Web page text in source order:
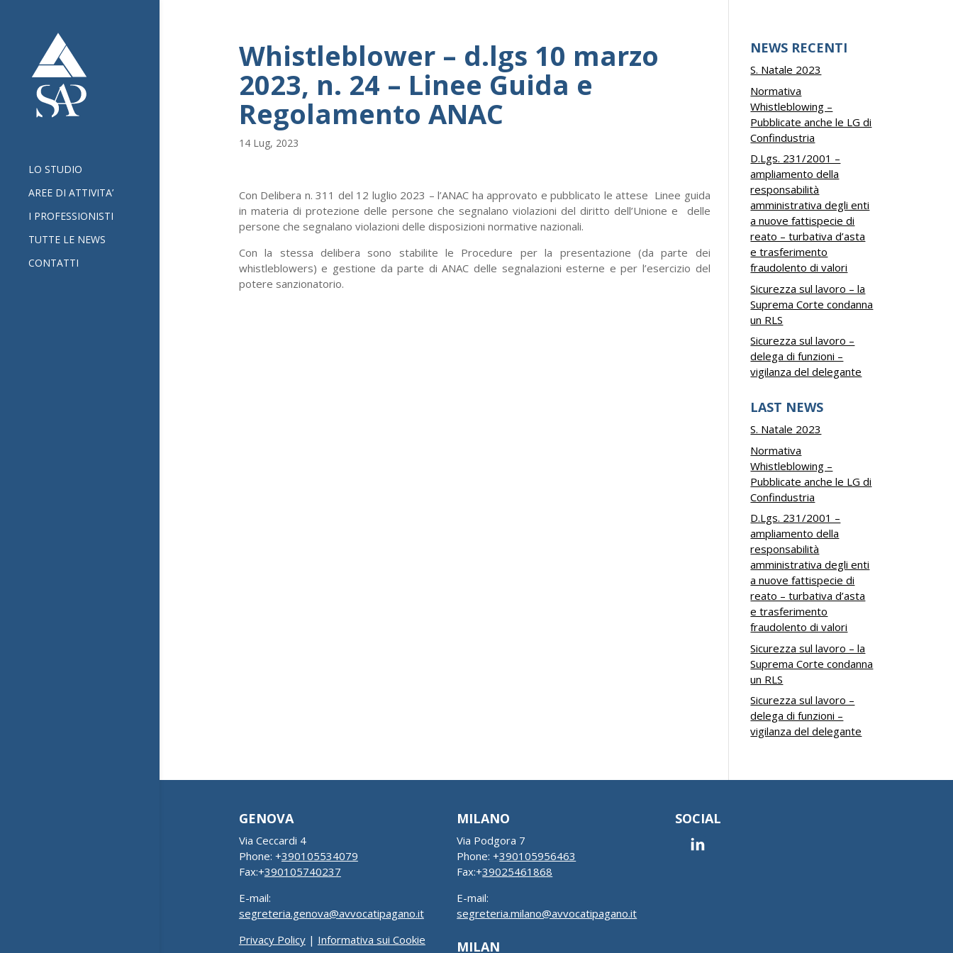
LO STUDIO
AREE DI ATTIVITA’
I PROFESSIONISTI
TUTTE LE NEWS
CONTATTI
Whistleblower – d.lgs 10 marzo
2023, n. 24 – Linee Guida e
Regolamento ANAC
14 Lug, 2023
Con Delibera n. 311 del 12 luglio 2023 – l’ANAC ha approvato e pubblicato le attese Linee guida
in materia di protezione delle persone che segnalano violazioni del diritto dell’Unione e delle
persone che segnalano violazioni delle disposizioni normative nazionali.
Con la stessa delibera sono stabilite le Procedure per la presentazione (da parte dei
whistleblowers) e gestione da parte di ANAC delle segnalazioni esterne e per l’esercizio del
potere sanzionatorio.
NEWS RECENTI
S. Natale 2023
Normativa
Whistleblowing –
Pubblicate anche le LG di
Confindustria
D.Lgs. 231/2001 –
ampliamento della
responsabilità
amministrativa degli enti
a nuove fattispecie di
reato – turbativa d’asta
e trasferimento
fraudolento di valori
Sicurezza sul lavoro – la
Suprema Corte condanna
un RLS
Sicurezza sul lavoro –
delega di funzioni –
vigilanza del delegante
LAST NEWS
S. Natale 2023
Normativa
Whistleblowing –
Pubblicate anche le LG di
Confindustria
D.Lgs. 231/2001 –
ampliamento della
responsabilità
amministrativa degli enti
a nuove fattispecie di
reato – turbativa d’asta
e trasferimento
fraudolento di valori
Sicurezza sul lavoro – la
Suprema Corte condanna
un RLS
Sicurezza sul lavoro –
delega di funzioni –
vigilanza del delegante
GENOVA
Via Ceccardi 4
Phone: +390105534079
Fax:+390105740237
E-mail:
segreteria.genova@avvocatipagano.it
Privacy Policy| Informativa sui Cookie
MILANO
Via Podgora 7
Phone: +390105956463
Fax:+39025461868
E-mail:
segreteria.milano@avvocatipagano.it
MILAN
SOCIAL